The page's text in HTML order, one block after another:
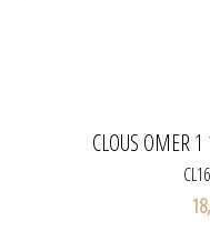
CLOUS OMER